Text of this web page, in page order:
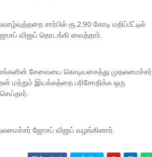
சார்பில் ரூ.2.90 கோடி மதிப்பீட்டில்
விஜய் தொடங்கி வைத்தார்.
சேவையை கொடியசைத்து முதலமைச்சர்
மற்றும் இயக்கத்தை பரிசோதிக்க ஒரு
ஜோசப் விஜய் வழங்கினார்.